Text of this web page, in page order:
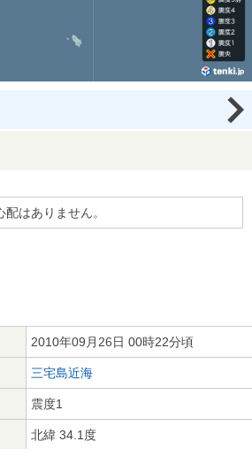
はありません。
2010年09月26日 00時22分頃
三宅島近海
震度1
北緯 34.1度